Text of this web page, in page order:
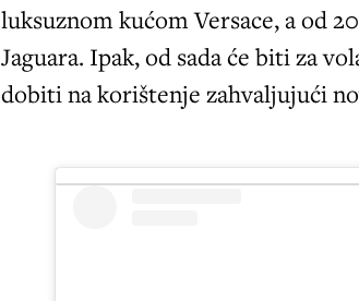
luksuznom kućom Versace, a od
Jaguara. Ipak, od sada će biti za
dobiti na korištenje zahvaljujući